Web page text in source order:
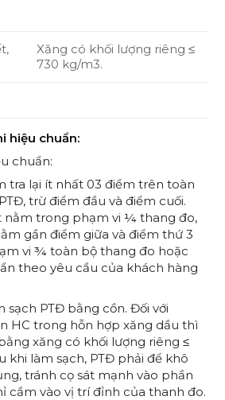
Xăng có khối lượng riêng ≤
730 kg/m3.
hiệu chuẩn:
chuẩn:
tra lại ít nhất 03 điểm trên toàn
trừ điểm đầu và điểm cuối.
nằm trong phạm vi ¼ thang đo,
gần điểm giữa và điểm thứ 3
vi ¾ toàn bộ thang đo hoặc
theo yêu cầu của khách hàng
sạch PTĐ bằng cồn. Đối với
HC trong hỗn hợp xăng dầu thì
xăng có khối lượng riêng ≤
khi làm sạch, PTĐ phải để khô
tránh cọ sát mạnh vào phần
cầm vào vị trí đỉnh của thanh đo.